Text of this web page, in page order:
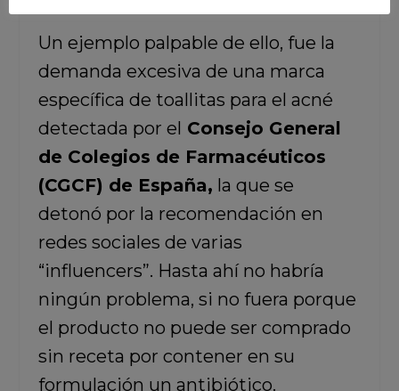
Un ejemplo palpable de ello, fue la
demanda excesiva de una marca
específica de toallitas para el acné
detectada por el Consejo General
de Colegios de Farmacéuticos
(CGCF) de España, la que se
detonó por la recomendación en
redes sociales de varias
“influencers”. Hasta ahí no habría
ningún problema, si no fuera porque
el producto no puede ser comprado
sin receta por contener en su
formulación un antibiótico.